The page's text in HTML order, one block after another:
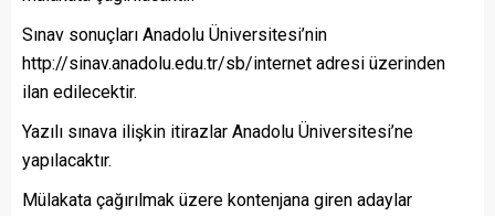
Sınav sonuçları Anadolu Üniversitesi’nin
http://sinav.anadolu.edu.tr/sb/internet adresi üzerinden
ilan edilecektir.
Yazılı sınava ilişkin itirazlar Anadolu Üniversitesi’ne
yapılacaktır.
Mülakata çağırılmak üzere kontenjana giren adaylar